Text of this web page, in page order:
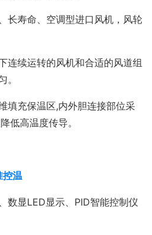
长寿命、空调型进口风机，风轮
连续运转的风机和合适的风道组
。
填充保温区,内外胆连接部位采
低高温度传导。
控温
数显LED显示、PID智能控制仪